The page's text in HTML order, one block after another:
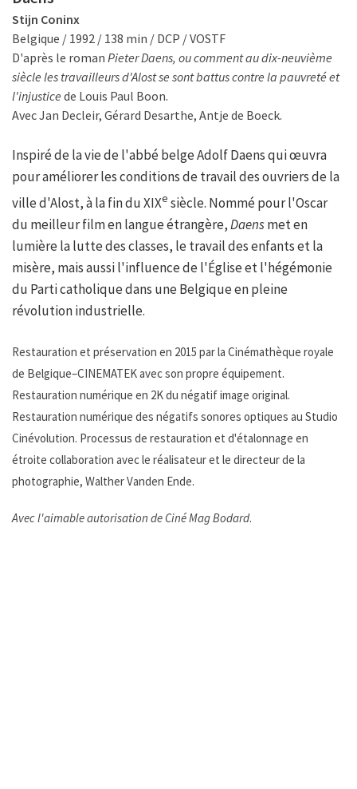
Stijn Coninx
Belgique / 1992 / 138 min / DCP / VOSTF
D'après le roman Pieter Daens, ou comment au dix-neuvième
siècle les travailleurs d'Alost se sont battus contre la pauvreté et
l'injustice de Louis Paul Boon.
Avec Jan Decleir, Gérard Desarthe, Antje de Boeck.
Inspiré de la vie de l'abbé belge Adolf Daens qui œuvra
pour améliorer les conditions de travail des ouvriers de la
ville d'Alost, à la fin du XIXe siècle. Nommé pour l'Oscar
du meilleur film en langue étrangère,Daensmet en
lumière la lutte des classes, le travail des enfants et la
misère, mais aussi l'influence de l'Église et l'hégémonie
du Parti catholique dans une Belgique en pleine
révolution industrielle.
Restauration et préservation en 2015 par la Cinémathèque royale
de Belgique–CINEMATEK avec son propre équipement.
Restauration numérique en 2K du négatif image original.
Restauration numérique des négatifs sonores optiques au Studio
Cinévolution. Processus de restauration et d'étalonnage en
étroite collaboration avec le réalisateur et le directeur de la
photographie, Walther Vanden Ende.
Avec l'aimable autorisation de Ciné Mag Bodard.